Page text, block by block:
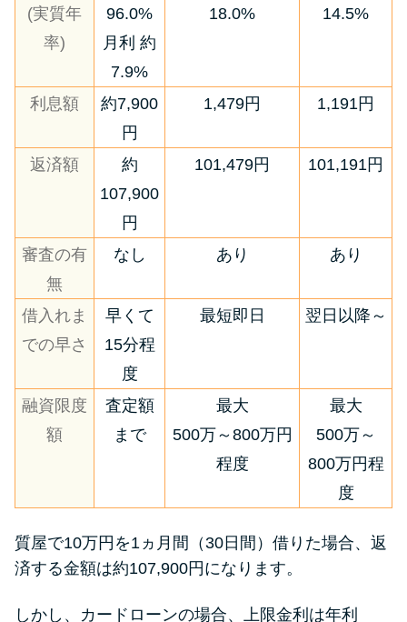
(実質年
率)
96.0%
月利 約
7.9%
18.0%
14.5%
利息額
約7,900
円
1,479円 1,191円
返済額
約
107,900
円
101,479円 101,191円
審査の有
無
なし あり あり
借入れま
での早さ
早くて
15分程
度
最短即日 翌日以降～
融資限度
額
査定額
まで
最大
500万～800万円
程度
最大
500万～
800万円程
度
質屋で10万円を1ヵ月間（30日間）借りた場合、返
済する金額は約107,900円になります。
しかし、カードローンの場合、上限金利は年利